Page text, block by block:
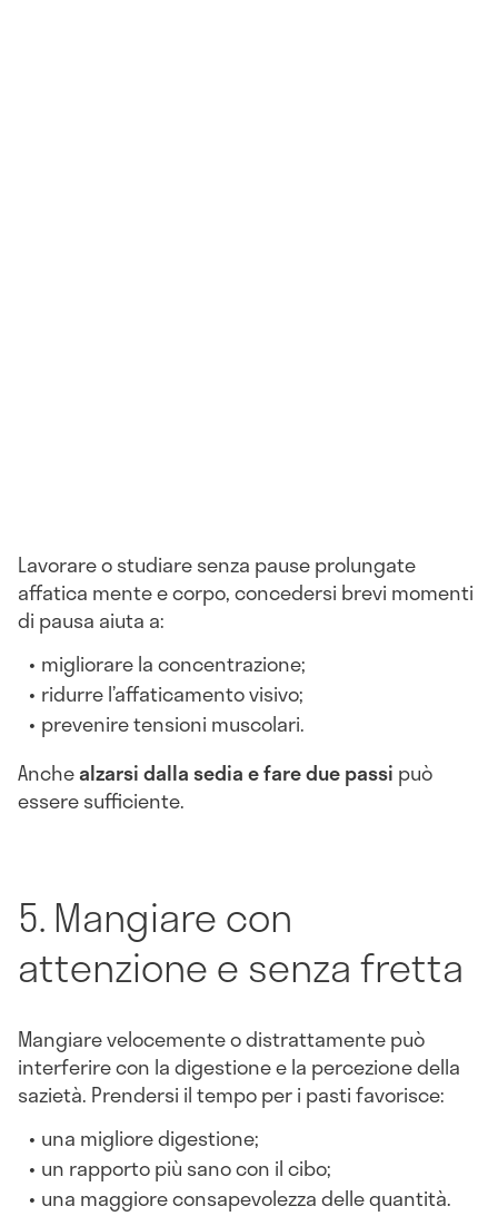
Lavorare o studiare senza pause prolungate
affatica mente e corpo, concedersi brevi momenti
di pausa aiuta a:
migliorare la concentrazione;
ridurre l’affaticamento visivo;
prevenire tensioni muscolari.
Anchealzarsi dalla sedia e fare due passi può
essere sufficiente.
5. Mangiare con
attenzione e senza fretta
Mangiare velocemente o distrattamente può
interferire con la digestione e la percezione della
sazietà. Prendersi il tempo per i pasti favorisce:
una migliore digestione;
un rapporto più sano con il cibo;
una maggiore consapevolezza delle quantità.